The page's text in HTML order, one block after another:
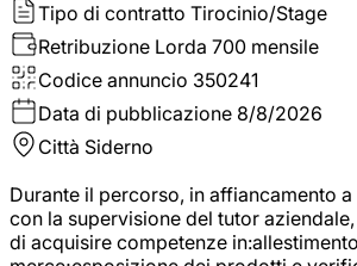
Tipo di contratto Tirocinio/Stage
Retribuzione Lorda 700 mensile
Codice annuncio 350241
Data di pubblicazione 8/8/2026
Città Siderno
Durante il percorso, in affiancamento
con la supervisione del tutor
di acquisire competenze